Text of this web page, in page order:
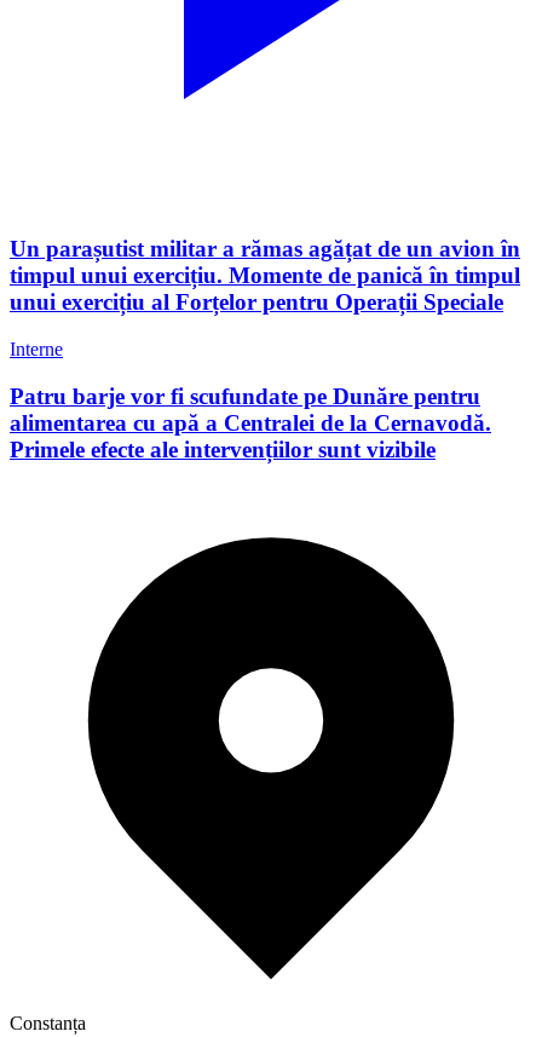
Un parașutist militar a rămas agățat de un avion în
timpul unui exercițiu. Momente de panică în timpul
unui exercițiu al Forțelor pentru Operații Speciale
Interne
Patru barje vor fi scufundate pe Dunăre pentru
alimentarea cu apă a Centralei de la Cernavodă.
Primele efecte ale intervențiilor sunt vizibile
Constanța